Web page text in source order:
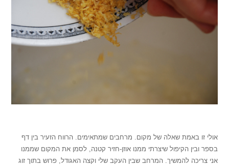
אולי זו באמת שאלה של מקום. מרחבים שמתאימים. הרווח הזעיר בין דף
בספר ובין הקיפול שיצרתי ממנו אוזן-חזיר קטנה, לסמן את המקום שממנו
אני צריכה להמשיך. המרחב שבין העקב שלי וקצה האגודל, פרוש בתוך זוג